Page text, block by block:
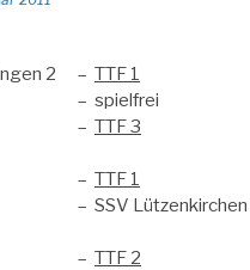
2 – TTF 1
– spielfrei
– TTF 3
– TTF 1
– SSV Lützenkirchen
– TTF 2